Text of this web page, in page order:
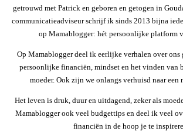
getrouwd met Patrick en geboren en getogen in
communicatieadviseur schrijf ik sinds 2013 bijna
op Mamablogger: hét persoonlijke platform
Op Mamablogger deel ik eerlijke verhalen over ons
persoonlijke financiën, mindset en het vinden van
moeder. Ook zijn we onlangs verhuisd naar een
Het leven is druk, duur en uitdagend, zeker als
Mamablogger ook veel budgettips en deel ik veel
financiën in de hoop je te